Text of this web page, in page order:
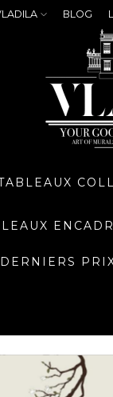
BLOG
DERNIERS